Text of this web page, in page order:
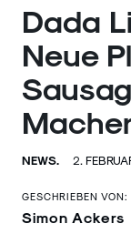
Dada
Neue
NEWS. 2.
GESCHRIEBEN VON:
Simon Ackers